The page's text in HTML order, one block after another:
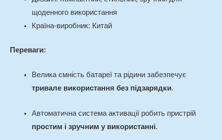
щоденного використання
Країна-виробник: Китай
Переваги:
Велика ємність батареї та рідини забезпечує
тривале використання без підзарядки.
Автоматична система активації робить пристрій
простим і зручним у використанні.